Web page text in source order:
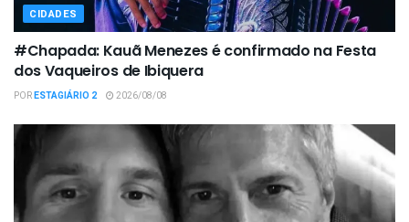
CIDADES
#Chapada: Kauã Menezes é confirmado na Festa
dos Vaqueiros de Ibiquera
PORESTAGIÁRIO 2 2026/08/08